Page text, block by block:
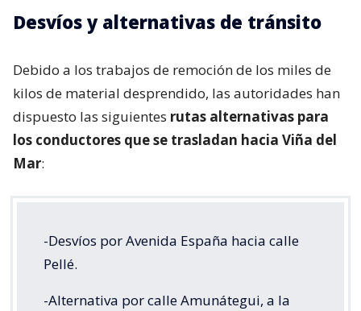
Desvíos y alternativas de tránsito
Debido a los trabajos de remoción de los miles de
kilos de material desprendido, las autoridades han
dispuesto las siguientes rutas alternativas para
los conductores que se trasladan hacia Viña del
Mar:
-Desvíos por Avenida España hacia calle
Pellé.
-Alternativa por calle Amunátegui, a la